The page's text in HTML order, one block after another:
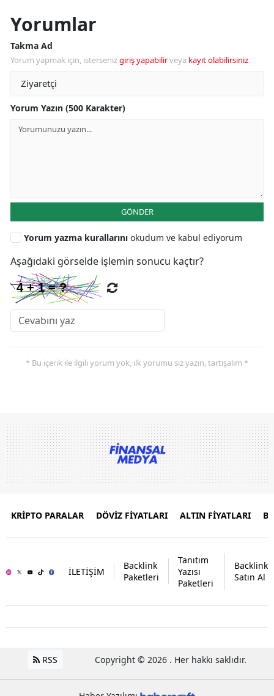
Yorumlar
Takma Ad
Yorum yapmak için, istersenizgiriş yapabilirveya kayıt olabilirsiniz.
Yorum Yazın (500 Karakter)
GÖNDER
Yorum yazma kurallarını okudum ve kabul ediyorum
Aşağıdaki görselde işlemin sonucu kaçtır?
* Bu içerik ile ilgili yorum yok, ilk yorumu siz yazın, tartışalım *
KRİPTO PARALAR DÖVİZ FİYATLARI ALTIN FİYATLARI
İLETİŞİM
Backlink
Paketleri
Tanıtım
Yazısı
Paketleri
Backlink
Satın Al
RSS Copyright © 2026 . Her hakkı saklıdır.